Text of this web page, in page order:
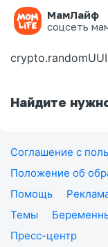
МамЛайф
соцсеть
Ошибка на
Найдите
Соглашение с
Положение об
Помощь
Темы
Пресс-центр